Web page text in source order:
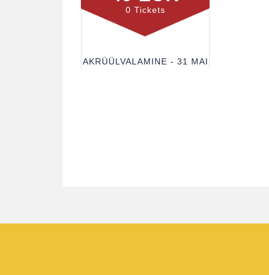
0 Tickets
AKRÜÜLVALAMINE - 31 MAI